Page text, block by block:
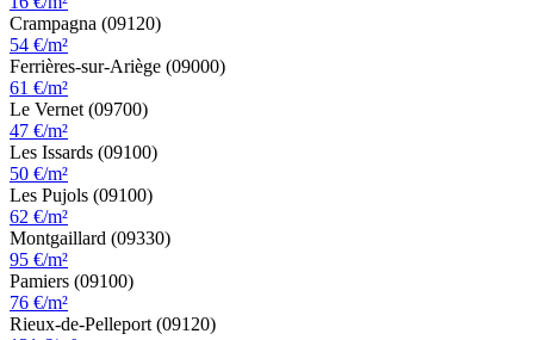
Crampagna (09120)
54 €/m²
Ferrières-sur-Ariège (09000)
61 €/m²
Le Vernet (09700)
47 €/m²
Les Issards (09100)
50 €/m²
Les Pujols (09100)
62 €/m²
Montgaillard (09330)
95 €/m²
Pamiers (09100)
76 €/m²
Rieux-de-Pelleport (09120)